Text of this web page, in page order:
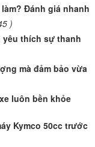
Đánh giá nhanh
)
yêu thích sự thanh
mà đảm bảo vừa
luôn bền khỏe
Kymco 50cc trước